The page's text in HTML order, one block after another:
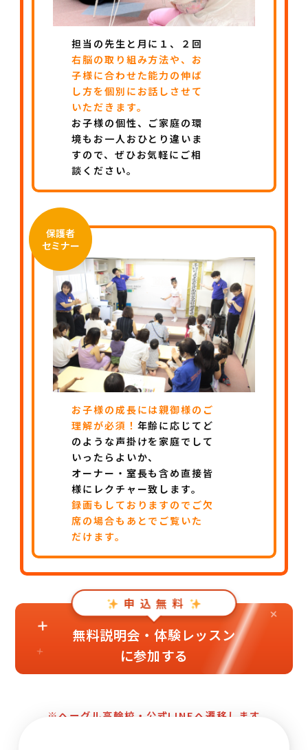
担当の先生と月に１、２回
右脳の取り組み方法や、お
子様に合わせた能力の伸ば
し方を個別にお話しさせて
いただきます。
お子様の個性、ご家庭の環
境もお一人おひとり違いま
すので、ぜひお気軽にご相
談ください。
保護者
セミナー
お子様の成長には親御様のご
理解が必須！ 年齢に応じてど
のような声掛けを家庭でして
いったらよいか、
オーナー・室長も含め直接皆
様にレクチャー致します。
録画もしておりますのでご欠
席の場合もあとでご覧いた
だけます。
申 込 無 料
無料説明会・体験レッスン
に参加する
※ヘーグル高輪校・公式LINEへ遷移します